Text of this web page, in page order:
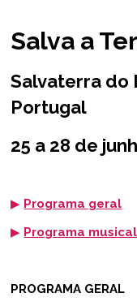
Salva a
Salvaterra do
Portugal
25 a 28 de
▶ Programa geral
▶ Programa musical
PROGRAMA GERAL